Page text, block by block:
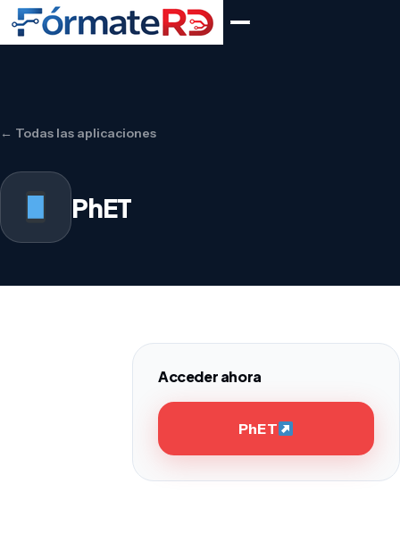
← Todas las aplicaciones
PhET
Acceder ahora
PhET